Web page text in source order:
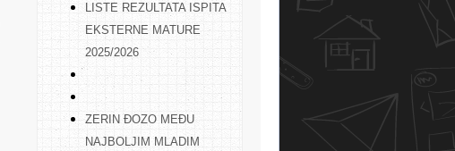
LISTE REZULTATA ISPITA
EKSTERNE MATURE
2025/2026
ZERIN ĐOZO MEĐU
NAJBOLJIM MLADIM